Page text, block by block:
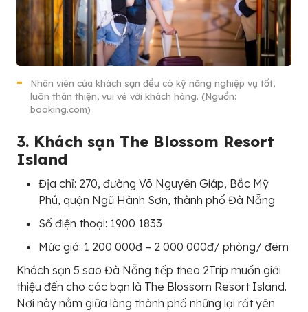
Nhân viên của khách sạn đều có kỹ năng nghiệp vụ tốt,
luôn thân thiện, vui vẻ với khách hàng. (Nguồn:
booking.com)
3. Khách sạn The Blossom Resort
Island
Địa chỉ: 270, đường Võ Nguyên Giáp, Bắc Mỹ
Phú, quận Ngũ Hành Sơn, thành phố Đà Nẵng
Số điện thoại: 1900 1833
Mức giá: 1 200 000đ – 2 000 000đ/ phòng/ đêm
Khách sạn 5 sao Đà Nẵng tiếp theo 2Trip muốn giới
thiệu đến cho các bạn là The Blossom Resort Island.
Nơi này nằm giữa lòng thành phố những lại rất yên